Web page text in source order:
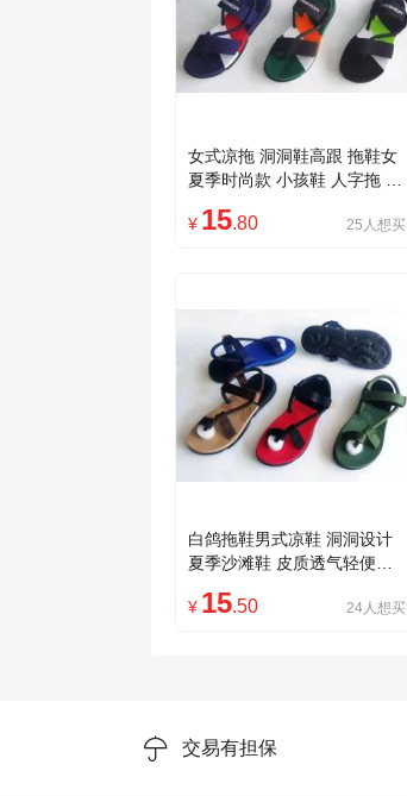
女式凉拖 洞洞鞋高跟 拖鞋女
夏季时尚款 小孩鞋 人字拖 轻
¥ 15.80 25人想买
白鸽拖鞋男式凉鞋 洞洞设计
夏季沙滩鞋 皮质透气轻便时
¥ 15.50 24人想买